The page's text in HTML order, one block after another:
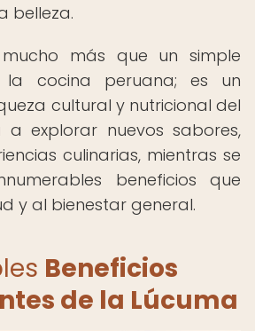
belleza.
más que un simple
la cocina peruana; es un
cultural y nutricional del
a explorar nuevos sabores,
culinarias, mientras se
beneficios que
y al bienestar general.
Beneficios
de la Lúcuma